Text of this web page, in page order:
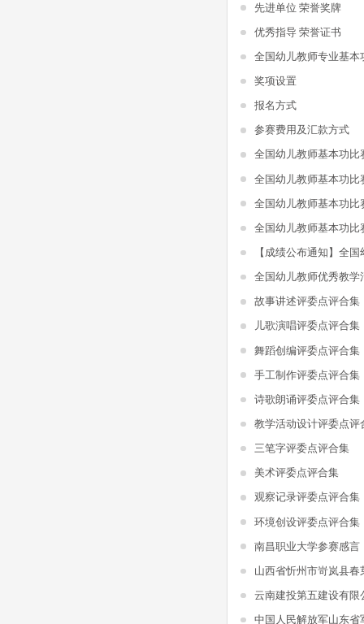
先进单位 荣誉奖牌
优秀指导 荣誉证书
全国幼儿教师专业基本
奖项设置
报名方式
参赛费用及汇款方式
全国幼儿教师基本功比
全国幼儿教师基本功比
全国幼儿教师基本功比
全国幼儿教师基本功比
全国幼儿教师优秀教学
故事讲述评委点评合集
儿歌演唱评委点评合集
舞蹈创编评委点评合集
手工制作评委点评合集
诗歌朗诵评委点评合集
教学活动设计评委点评
三笔字评委点评合集
美术评委点评合集
观察记录评委点评合集
环境创设评委点评合集
南昌职业大学参赛感言
山西省忻州市岢岚县